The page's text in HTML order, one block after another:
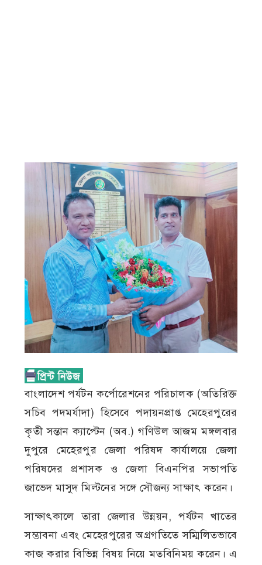
বাংলাদেশ পর্যটন কর্পোরেশনের পরিচালক (অতিরিক্ত
সচিব পদমর্যাদা) হিসেবে পদায়নপ্রাপ্ত মেহেরপুরের
কৃতী সন্তান ক্যাপ্টেন (অব.) গণিউল আজম মঙ্গলবার
দুপুরে মেহেরপুর জেলা পরিষদ কার্যালয়ে জেলা
পরিষদের প্রশাসক ও জেলা বিএনপির সভাপতি
জাভেদ মাসুদ মিল্টনের সঙ্গে সৌজন্য সাক্ষাৎ করেন।
সাক্ষাৎকালে তারা জেলার উন্নয়ন, পর্যটন খাতের
সম্ভাবনা এবং মেহেরপুরের অগ্রগতিতে সম্মিলিতভাবে
কাজ করার বিভিন্ন বিষয় নিয়ে মতবিনিময় করেন। এ